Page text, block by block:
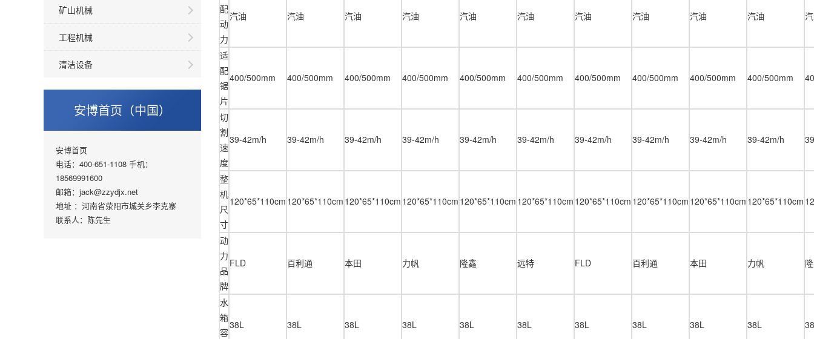
矿山机械
工程机械
清洁设备
安博首页（中国）
安博首页
电话：400-651-1108 手机：
18569991600
邮箱：jack@zzydjx.net
地址 ：河南省荥阳市城关乡李克寨
联系人：陈先生
配
动
力
汽油 汽油 汽油 汽油 汽油 汽油 汽油 汽油 汽油 汽油
适
配
锯
片
400/500mm 400/500mm 400/500mm 400/500mm 400/500mm 400/500mm 400/500mm 400/500mm 400/500mm 400/500mm
切
割
速
度
39-42m/h 39-42m/h 39-42m/h 39-42m/h 39-42m/h 39-42m/h 39-42m/h 39-42m/h 39-42m/h 39-42m/h
整
机
尺
寸
120*65*110cm 120*65*110cm 120*65*110cm 120*65*110cm 120*65*110cm 120*65*110cm 120*65*110cm 120*65*110cm 120*65*110cm 120*65*110cm
动
力
品
牌
FLD 百利通 本田 力帆 隆鑫 远特 FLD 百利通 本田 力帆
水
箱
容
38L 38L 38L 38L 38L 38L 38L 38L 38L 38L